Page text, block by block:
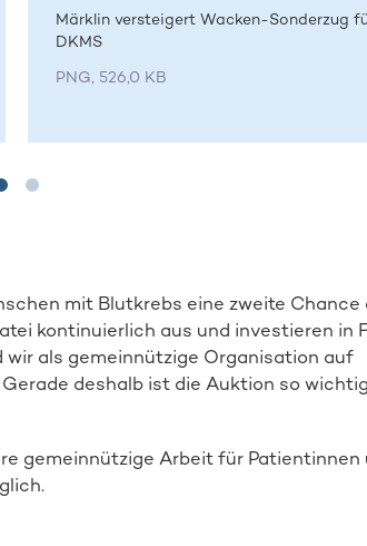
Märklin versteigert Wacken-Sonderzug
DKMS
PNG, 526,0 KB
mit Blutkrebs eine zweite Chance
kontinuierlich aus und investieren in
als gemeinnützige Organisation auf
deshalb ist die Auktion so
gemeinnützige Arbeit für Patientinnen